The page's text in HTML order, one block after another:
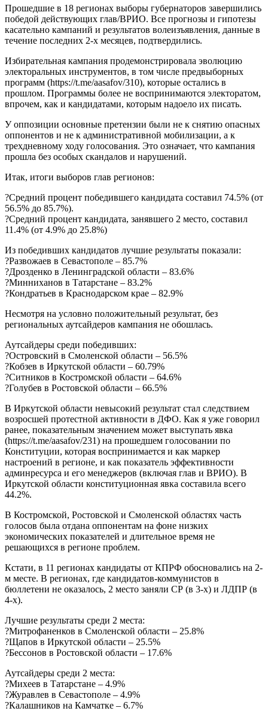
Прошедшие в 18 регионах выборы губернаторов завершились
победой действующих глав/ВРИО. Все прогнозы и гипотезы
касательно кампаний и результатов волеизъявления, данные в
течение последних 2-х месяцев, подтвердились.
Избирательная кампания продемонстрировала эволюцию
электоральных инструментов, в том числе предвыборных
программ (https://t.me/aasafov/310), которые остались в
прошлом. Программы более не воспринимаются электоратом,
впрочем, как и кандидатами, которым надоело их писать.
У оппозиции основные претензии были не к снятию опасных
оппонентов и не к административной мобилизации, а к
трехдневному ходу голосования. Это означает, что кампания
прошла без особых скандалов и нарушений.
Итак, итоги выборов глав регионов:
?Средний процент победившего кандидата составил 74.5% (от
56.5% до 85.7%).
?Средний процент кандидата, занявшего 2 место, составил
11.4% (от 4.9% до 25.8%)
Из победивших кандидатов лучшие результаты показали:
?Развожаев в Севастополе – 85.7%
?Дрозденко в Ленинградской области – 83.6%
?Минниханов в Татарстане – 83.2%
?Кондратьев в Краснодарском крае – 82.9%
Несмотря на условно положительный результат, без
региональных аутсайдеров кампания не обошлась.
Аутсайдеры среди победивших:
?Островский в Смоленской области – 56.5%
?Кобзев в Иркутской области – 60.79%
?Ситников в Костромской области – 64.6%
?Голубев в Ростовской области – 66.5%
В Иркутской области невысокий результат стал следствием
возросшей протестной активности в ДФО. Как я уже говорил
ранее, показательным значением может выступать явка
(https://t.me/aasafov/231) на прошедшем голосовании по
Конституции, которая воспринимается и как маркер
настроений в регионе, и как показатель эффективности
админресурса и его менеджеров (включая глав и ВРИО). В
Иркутской области конституционная явка составила всего
44.2%.
В Костромской, Ростовской и Смоленской областях часть
голосов была отдана оппонентам на фоне низких
экономических показателей и длительное время не
решающихся в регионе проблем.
Кстати, в 11 регионах кандидаты от КПРФ обосновались на 2-
м месте. В регионах, где кандидатов-коммунистов в
бюллетени не оказалось, 2 место заняли СР (в 3-х) и ЛДПР (в
4-х).
Лучшие результаты среди 2 места:
?Митрофаненков в Смоленской области – 25.8%
?Щапов в Иркутской области – 25.5%
?Бессонов в Ростовской области – 17.6%
Аутсайдеры среди 2 места:
?Михеев в Татарстане – 4.9%
?Журавлев в Севастополе – 4.9%
?Калашников на Камчатке – 6.7%